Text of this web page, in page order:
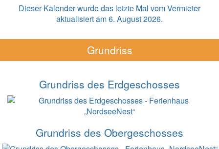
Dieser Kalender wurde das letzte Mal vom Vermieter
aktualisiert am 6. August 2026.
Grundriss
Grundriss des Erdgeschosses
Grundriss des Obergeschosses